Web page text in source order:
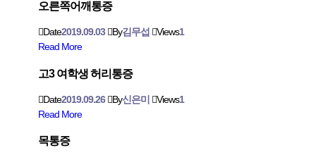
오른쪽어깨통증
Date2019.09.03 By김무섭 Views1
Read More
고3 여학생 허리통증
Date2019.09.26 By신은미 Views1
Read More
목통증